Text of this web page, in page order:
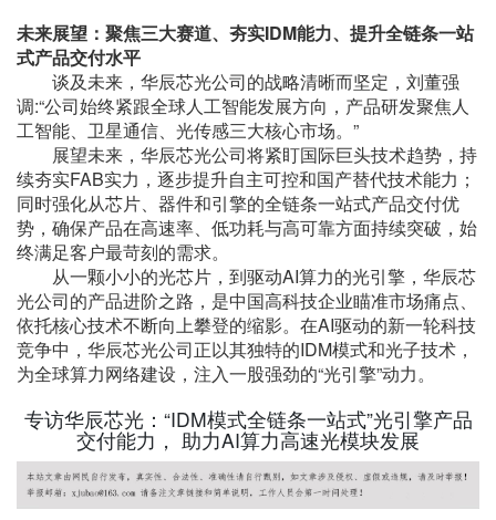
未来展望：聚焦三大赛道、夯实IDM能力、提升全链条一站
式产品交付水平
谈及未来，华辰芯光公司的战略清晰而坚定，刘董强
调:“公司始终紧跟全球人工智能发展方向，产品研发聚焦人
工智能、卫星通信、光传感三大核心市场。”
展望未来，华辰芯光公司将紧盯国际巨头技术趋势，持
续夯实FAB实力，逐步提升自主可控和国产替代技术能力；
同时强化从芯片、器件和引擎的全链条一站式产品交付优
势，确保产品在高速率、低功耗与高可靠方面持续突破，始
终满足客户最苛刻的需求。
从一颗小小的光芯片，到驱动AI算力的光引擎，华辰芯
光公司的产品进阶之路，是中国高科技企业瞄准市场痛点、
依托核心技术不断向上攀登的缩影。在AI驱动的新一轮科技
竞争中，华辰芯光公司正以其独特的IDM模式和光子技术，
为全球算力网络建设，注入一股强劲的“光引擎”动力。
专访华辰芯光：“IDM模式全链条一站式”光引擎产品
交付能力， 助力AI算力高速光模块发展